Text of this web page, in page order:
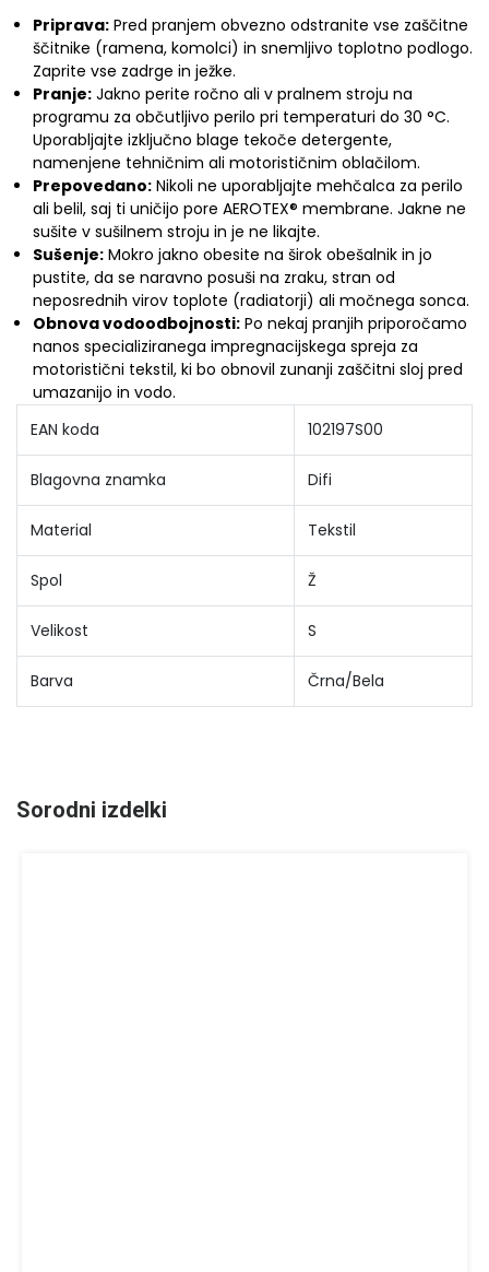
Priprava: Pred pranjem obvezno odstranite vse zaščitne
ščitnike (ramena, komolci) in snemljivo toplotno podlogo.
Zaprite vse zadrge in ježke.
Pranje: Jakno perite ročno ali v pralnem stroju na
programu za občutljivo perilo pri temperaturi do 30 °C.
Uporabljajte izključno blage tekoče detergente,
namenjene tehničnim ali motorističnim oblačilom.
Prepovedano: Nikoli ne uporabljajte mehčalca za perilo
ali belil, saj ti uničijo pore AEROTEX® membrane. Jakne ne
sušite v sušilnem stroju in je ne likajte.
Sušenje: Mokro jakno obesite na širok obešalnik in jo
pustite, da se naravno posuši na zraku, stran od
neposrednih virov toplote (radiatorji) ali močnega sonca.
Obnova vodoodbojnosti: Po nekaj pranjih priporočamo
nanos specializiranega impregnacijskega spreja za
motoristični tekstil, ki bo obnovil zunanji zaščitni sloj pred
umazanijo in vodo.
EAN koda
102197S00
Blagovna znamka Difi
Material Tekstil
Spol Ž
Velikost S
Barva Črna/Bela
Sorodni izdelki